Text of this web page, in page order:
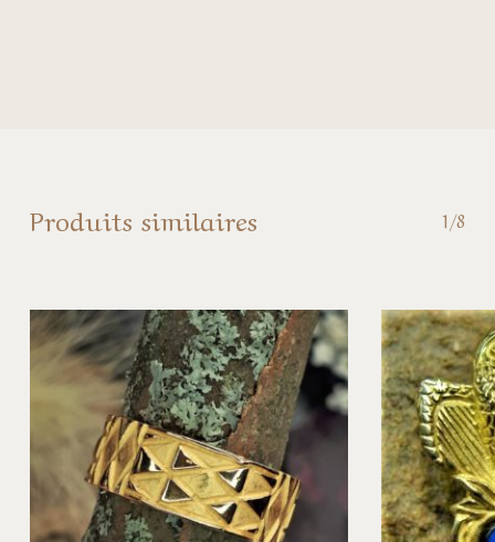
Produits similaires 1/8